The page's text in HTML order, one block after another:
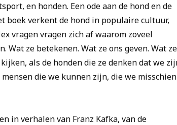
en honden. Een ode aan de hond en de
boek verkent de hond in populaire cultuur,
vragen vragen zich af waarom zoveel
Wat ze betekenen. Wat ze ons geven. Wat ze
als de honden die ze denken dat we
die we kunnen zijn, die we misschien
in verhalen van Franz Kafka, van de